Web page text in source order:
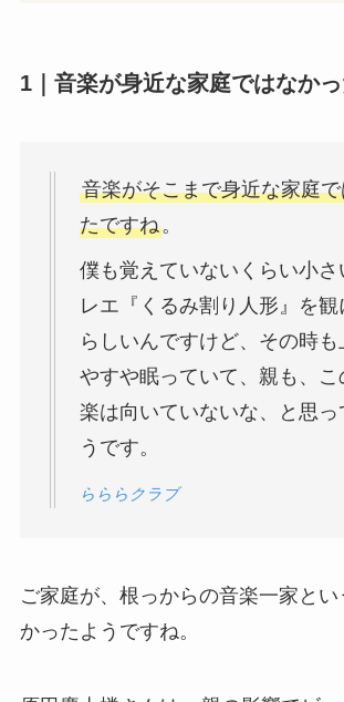
1｜音楽が身近な家庭ではなか
音楽がそこまで身近な家庭
たですね。
僕も覚えていないくらい小さ
レエ『くるみ割り人形』を観
らしいんですけど、その時も
やすや眠っていて、親も、こ
楽は向いていないな、と思っ
うです。
らららクラブ
ご家庭が、根っからの音楽一家と
かったようですね。